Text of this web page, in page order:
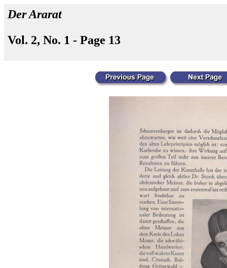
Der Ararat
Vol. 2, No. 1 - Page 13